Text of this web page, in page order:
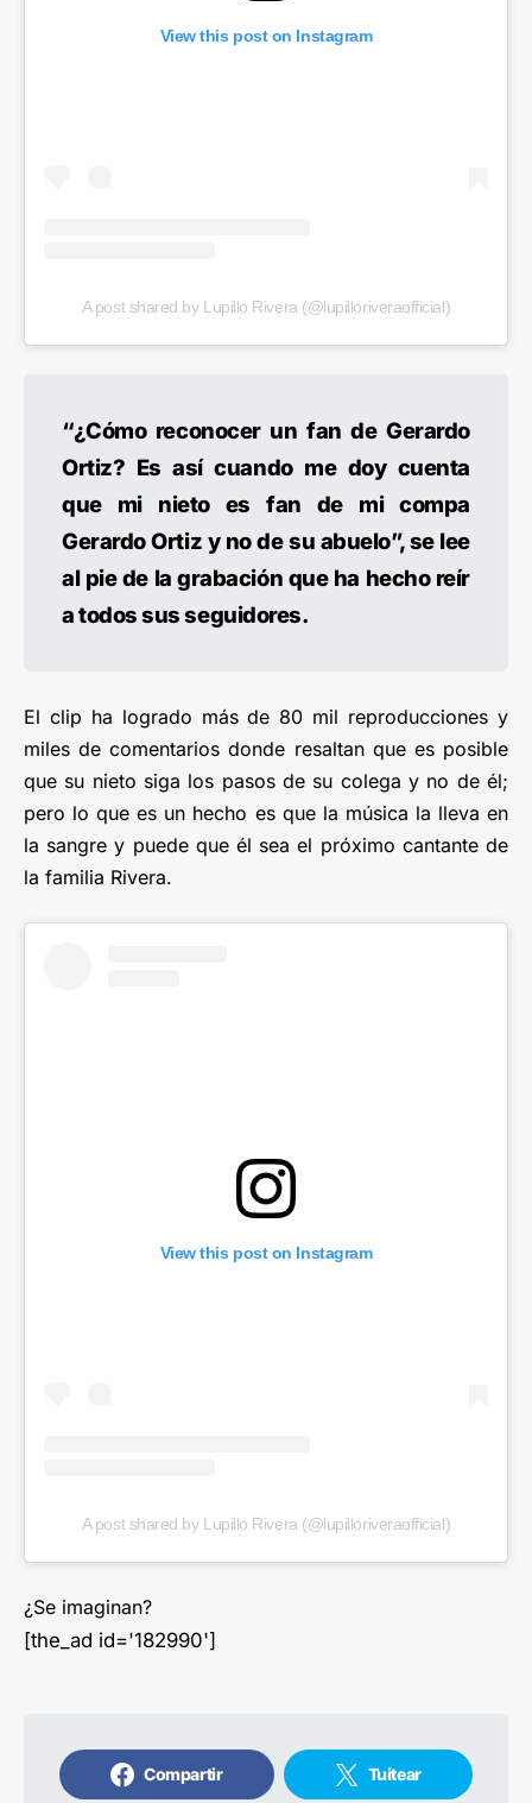
View this post on Instagram
A post shared by Lupillo Rivera (@lupilloriveraofficial)
“¿Cómo reconocer un fan de Gerardo
Ortiz? Es así cuando me doy cuenta
que mi nieto es fan de mi compa
Gerardo Ortiz y no de su abuelo”, se lee
al pie de la grabación que ha hecho reír
a todos sus seguidores.
El clip ha logrado más de 80 mil reproducciones y
miles de comentarios donde resaltan que es posible
que su nieto siga los pasos de su colega y no de él;
pero lo que es un hecho es que la música la lleva en
la sangre y puede que él sea el próximo cantante de
la familia Rivera.
View this post on Instagram
A post shared by Lupillo Rivera (@lupilloriveraofficial)
¿Se imaginan?
[the_ad id='182990']
Compartir Tuitear